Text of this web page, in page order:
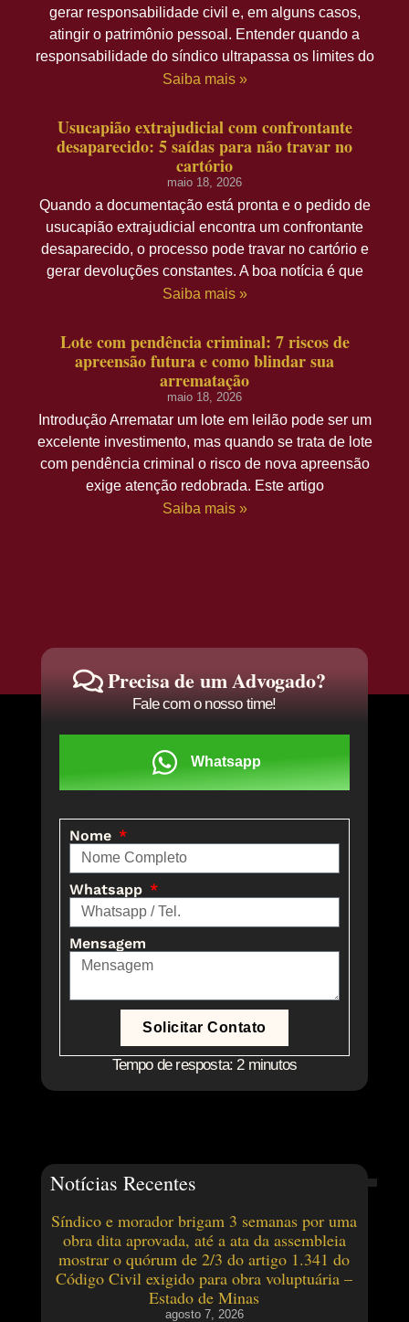
gerar responsabilidade civil e, em alguns casos,
atingir o patrimônio pessoal. Entender quando a
responsabilidade do síndico ultrapassa os limites do
Saiba mais »
Usucapião extrajudicial com confrontante
desaparecido: 5 saídas para não travar no
cartório
maio 18, 2026
Quando a documentação está pronta e o pedido de
usucapião extrajudicial encontra um confrontante
desaparecido, o processo pode travar no cartório e
gerar devoluções constantes. A boa notícia é que
Saiba mais »
Lote com pendência criminal: 7 riscos de
apreensão futura e como blindar sua
arrematação
maio 18, 2026
Introdução Arrematar um lote em leilão pode ser um
excelente investimento, mas quando se trata de lote
com pendência criminal o risco de nova apreensão
exige atenção redobrada. Este artigo
Saiba mais »
Precisa de um Advogado?
Fale com o nosso time!
Whatsapp
Nome
Whatsapp
Mensagem
Solicitar Contato
Tempo de resposta: 2 minutos
Notícias Recentes
Síndico e morador brigam 3 semanas por uma
obra dita aprovada, até a ata da assembleia
mostrar o quórum de 2/3 do artigo 1.341 do
Código Civil exigido para obra voluptuária –
Estado de Minas
agosto 7, 2026